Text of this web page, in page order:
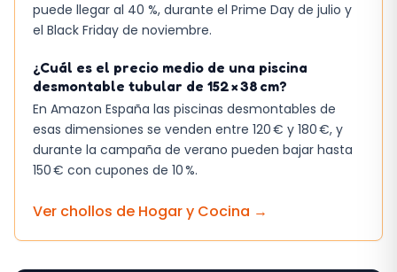
puede llegar al 40 %, durante el Prime Day de julio y
el Black Friday de noviembre.
¿Cuál es el precio medio de una piscina
desmontable tubular de 152 × 38 cm?
En Amazon España las piscinas desmontables de
esas dimensiones se venden entre 120 € y 180 €, y
durante la campaña de verano pueden bajar hasta
150 € con cupones de 10 %.
Ver chollos de Hogar y Cocina →